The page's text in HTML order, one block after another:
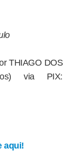
THIAGO DOS
via PIX:
aqui!